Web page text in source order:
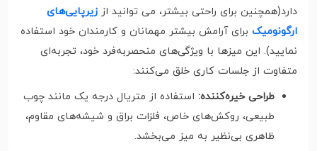
دارد(همچنین برای راحتی بیشتر، می توانید از زیرپایی‌های
ارگونومیک برای آرامش بیشتر مهمانان و کارمندان خود استفاده
نمایید). این میزها با ویژگی‌های منحصربه‌فرد خود، تجربه‌ای
متفاوت از جلسات کاری خلق می‌کنند:
طراحی خیره‌کننده: استفاده از متریال درجه یک مانند چوب
طبیعی، روکش‌های خاص، فلزات براق و شیشه‌های مقاوم،
ظاهری بی‌نظیر به میز می‌بخشد.